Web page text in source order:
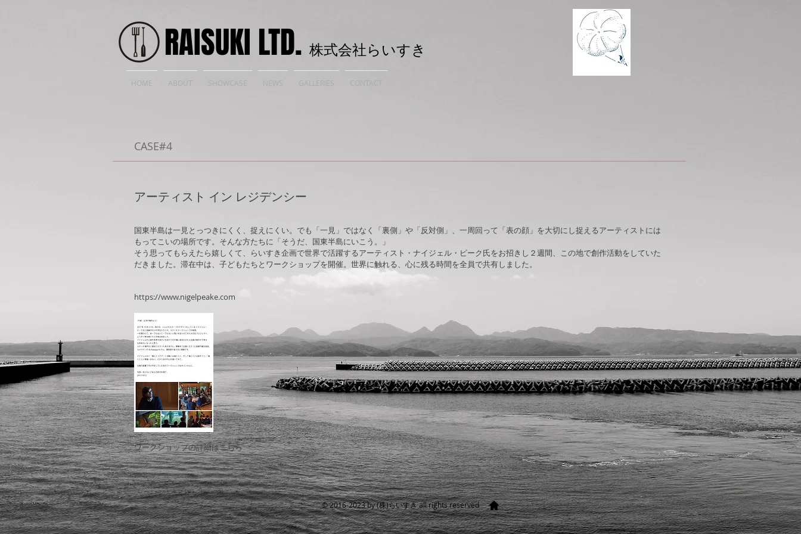
​RAISUKI LTD. 株式会社らいすき
CASE#4
​アーティスト イン レジデンシー
国東半島は​一見とっつきにくく、捉えにくい。でも「一見」ではなく「裏側」や「反対側」、一周回って「表の顔」を大切にし捉えるアーティストには
もってこいの場所です。そんな方たちに「そうだ、国東半島にいこう。」
そう思ってもらえたら嬉しくて、らいすき企画で世界で活躍するアーティスト・ナイジェル・ピーク氏をお招きし２週間、この地で創作活動をしていた
だきました。滞在中は、子どもたちとワークショップを開催。世界に触れる、心に残る時間を全員で共有しました。
https://www.nigelpeake.com​
ワークショップの詳細はこちら
HOME ABOUT SHOWCASE NEWS GALLERIES
​© 2016-2023 by (株)らいすき all rights reserved